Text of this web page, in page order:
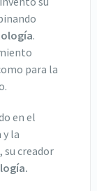
.
para la
en el
y la
su creador